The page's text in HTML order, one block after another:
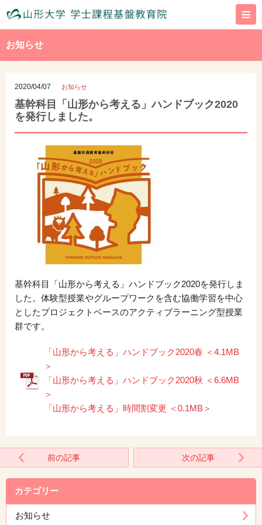
≡
お知らせ
2020/04/07 お知らせ
基幹科目「山形から考える」ハンドブック2020
を発行しました。
基幹科目「山形から考える」ハンドブック2020を発行しま
した。体験型授業やグループワークを含む協働学習を中心
としたプロジェクトベースのアクティブラーニング型授業
群です。
「山形から考える」ハンドブック2020春 ＜4.1MB
＞
「山形から考える」ハンドブック2020秋 ＜6.6MB
＞
「山形から考える」時間割変更 ＜0.1MB＞
前の記事 次の記事
カテゴリー
お知らせ